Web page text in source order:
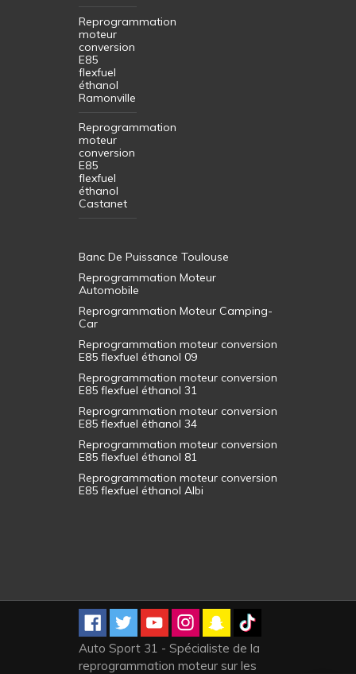
Reprogrammation
moteur
conversion
E85
flexfuel
éthanol
Ramonville
Reprogrammation
moteur
conversion
E85
flexfuel
éthanol
Castanet
Banc De Puissance Toulouse
Reprogrammation Moteur
Automobile
Reprogrammation Moteur Camping-
Car
Reprogrammation moteur conversion
E85 flexfuel éthanol 09
Reprogrammation moteur conversion
E85 flexfuel éthanol 31
Reprogrammation moteur conversion
E85 flexfuel éthanol 34
Reprogrammation moteur conversion
E85 flexfuel éthanol 81
Reprogrammation moteur conversion
E85 flexfuel éthanol Albi
Auto Sport 31 - Spécialiste de la
reprogrammation moteur sur les